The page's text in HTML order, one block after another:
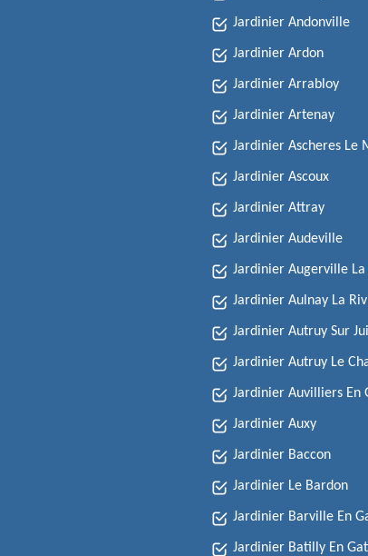
Jardinier Andonville
Jardinier Ardon
Jardinier Arrabloy
Jardinier Artenay
Jardinier Ascheres Le
Jardinier Ascoux
Jardinier Attray
Jardinier Audeville
Jardinier Augerville
Jardinier Aulnay La
Jardinier Autruy Sur
Jardinier Autruy Le
Jardinier Auvilliers En
Jardinier Auxy
Jardinier Baccon
Jardinier Le Bardon
Jardinier Barville En
Jardinier Batilly En